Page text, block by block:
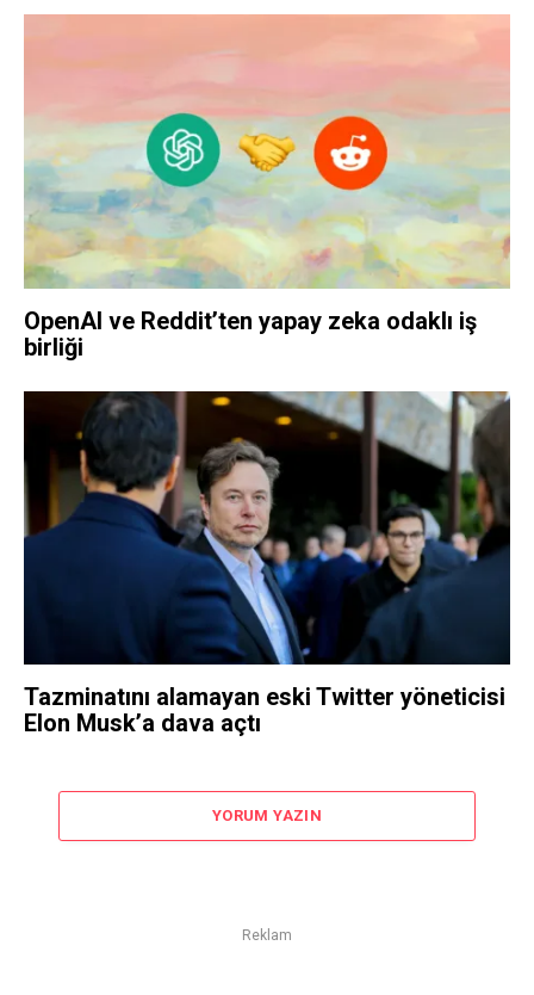
OpenAI ve Reddit’ten yapay zeka odaklı iş
birliği
Tazminatını alamayan eski Twitter yöneticisi
Elon Musk’a dava açtı
YORUM YAZIN
Reklam